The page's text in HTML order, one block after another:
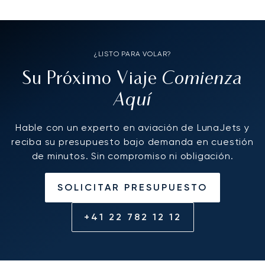
¿LISTO PARA VOLAR?
Su Próximo Viaje Comienza
Aquí
Hable con un experto en aviación de LunaJets y
reciba su presupuesto bajo demanda en cuestión
de minutos. Sin compromiso ni obligación.
SOLICITAR PRESUPUESTO
+41 22 782 12 12